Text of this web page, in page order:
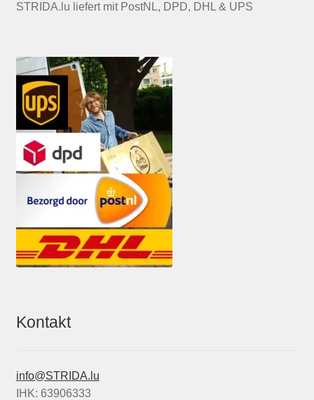
STRIDA.lu liefert mit PostNL, DPD, DHL & UPS
Kontakt
info@STRIDA.lu
IHK: 63906333